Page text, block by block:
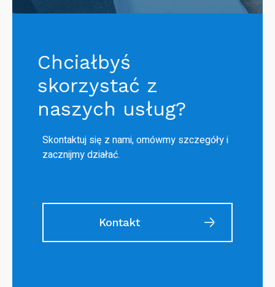
Chciałbyś
skorzystać z
naszych usług?
Skontaktuj się z nami, omówmy szczegóły i
zacznijmy działać.
Kontakt